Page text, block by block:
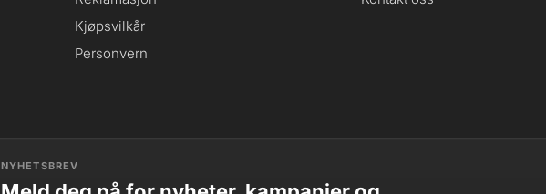
Kjøpsvilkår
Personvern
NYHETSBREV